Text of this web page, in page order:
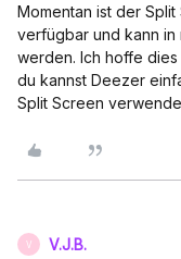
Momentan ist der
verfügbar und kann in
werden. Ich hoffe
du kannst Deezer
Split Screen
V V.J.B.